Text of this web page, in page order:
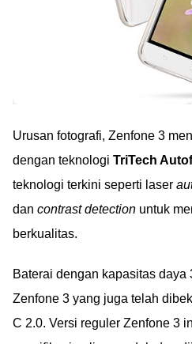
Urusan fotografi, Zenfone 3
dengan teknologi TriTech
teknologi terkini seperti laser
dan contrast detection untuk
berkualitas.
Baterai dengan kapasitas daya
Zenfone 3 yang juga telah
C 2.0. Versi reguler Zenfone 3